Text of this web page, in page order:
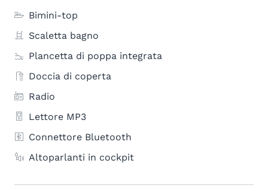
Bimini-top
Scaletta bagno
Plancetta di poppa integrata
Doccia di coperta
Radio
Lettore MP3
Connettore Bluetooth
Altoparlanti in cockpit